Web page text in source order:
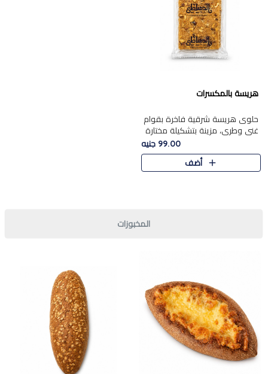
هريسة بالمكسرات
حلوى هريسة شرقية فاخرة بقوام
غني وطري، مزينة بتشكيلة مختارة
من المكسرات الفاخرة التي تضيف
قرمشة مميزة ونكهة غنية في كل
قطعة. تجمع بين المذاق..
99.00 جنيه
أضف
المخبوزات